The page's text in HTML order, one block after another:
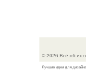
© 2026 Всё об
Лучшие идеи для